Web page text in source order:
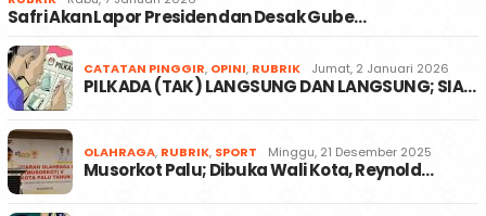
Safri Akan Lapor Presiden dan Desak Gube…
CATATAN PINGGIR, OPINI, RUBRIK Jumat, 2 Januari 2026
PILKADA (TAK) LANGSUNG DAN LANGSUNG; SIA…
OLAHRAGA, RUBRIK, SPORT Minggu, 21 Desember 2025
Musorkot Palu; Dibuka Wali Kota, Reynold…